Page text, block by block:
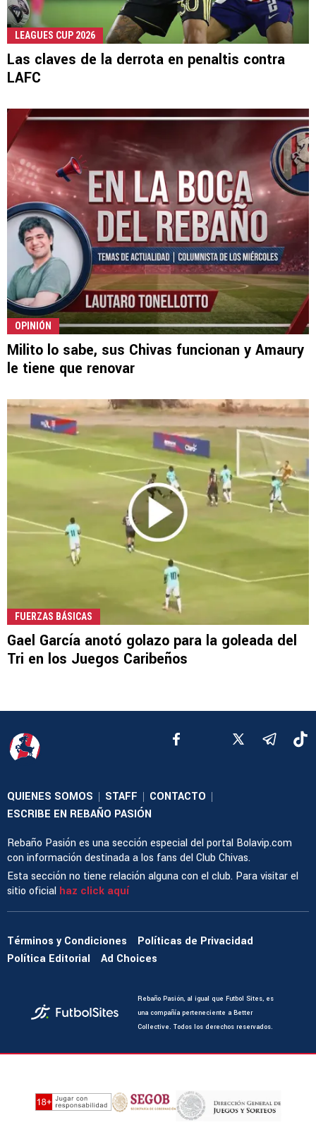
LEAGUES CUP 2026
Las claves de la derrota en penaltis contra
LAFC
OPINIÓN
Milito lo sabe, sus Chivas funcionan y Amaury
le tiene que renovar
FUERZAS BÁSICAS
Gael García anotó golazo para la goleada del
Tri en los Juegos Caribeños
QUIENES SOMOS | STAFF | CONTACTO |
ESCRIBE EN REBAÑO PASIÓN
Rebaño Pasión es una sección especial del portal Bolavip.com
con información destinada a los fans del Club Chivas.
Esta sección no tiene relación alguna con el club. Para visitar el
sitio oficial haz click aquí
Términos y Condiciones
Políticas de Privacidad
Política Editorial
Ad Choices
Rebaño Pasión, al igual que Futbol Sites, es
una compañía perteneciente a Better
Collective. Todos los derechos reservados.